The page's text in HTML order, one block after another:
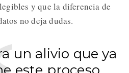
y que la diferencia de
no deja dudas.
un alivio que ya
este proceso...